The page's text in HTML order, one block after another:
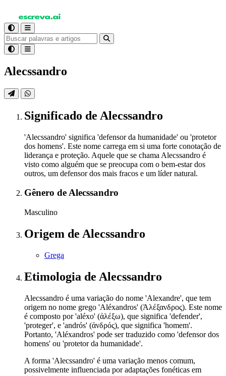
Alecssandro
Significado de Alecssandro
'Alecssandro' significa 'defensor da humanidade' ou 'protetor
dos homens'. Este nome carrega em si uma forte conotação de
liderança e proteção. Aquele que se chama Alecssandro é
visto como alguém que se preocupa com o bem-estar dos
outros, um defensor dos mais fracos e um líder natural.
Gênero de Alecssandro
Masculino
Origem de Alecssandro
Grega
Etimologia de Alecssandro
Alecssandro é uma variação do nome 'Alexandre', que tem
origem no nome grego 'Aléxandros' (Ἀλέξανδρος). Este nome
é composto por 'aléxo' (ἀλέξω), que significa 'defender',
'proteger', e 'andrós' (ἀνδρός), que significa 'homem'.
Portanto, 'Aléxandros' pode ser traduzido como 'defensor dos
homens' ou 'protetor da humanidade'.
A forma 'Alecssandro' é uma variação menos comum,
possivelmente influenciada por adaptações fonéticas em